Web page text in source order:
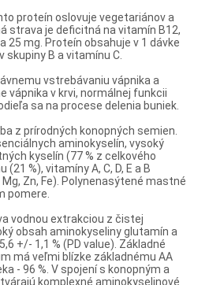
proteín oslovuje vegetariánov a
strava je deficitná na vitamín B12,
25 mg. Proteín obsahuje v 1 dávke
B a vitamínu C.
vstrebávaniu vápnika a
vápnika v krvi, normálnej funkcii
sa na procese delenia buniek.
z prírodných konopných semien.
aminokyselín, vysoký
kyselín (77 % z celkového
%), vitamíny A, C, D, E a B
Zn, Fe). Polynenasýtené mastné
pomere.
vodnou extrakciou z čistej
obsah aminokyseliny glutamín a
+/- 1,1 % (PD value). Základné
má veľmi blízke základnému AA
- 96 %. V spojení s konopným a
komplexné aminokyselinové